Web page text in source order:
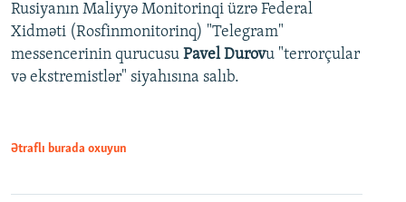
Rusiyanın Maliyyə Monitorinqi üzrə Federal
Xidməti (Rosfinmonitorinq) "Telegram"
messencerinin qurucusu Pavel Durovu "terrorçular
və ekstremistlər" siyahısına salıb.
Ətraflı burada oxuyun